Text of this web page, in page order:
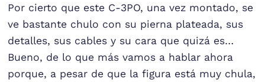
Por cierto que este C-3PO, una vez montado, se
ve bastante chulo con su pierna plateada, sus
detalles, sus cables y su cara que quizá es…
Bueno, de lo que más vamos a hablar ahora
porque, a pesar de que la figura está muy chula,